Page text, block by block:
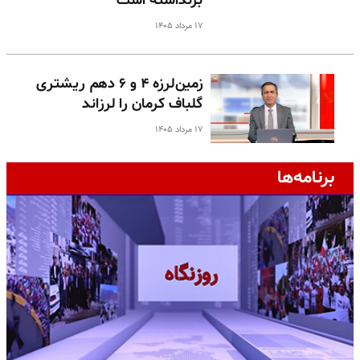
۱۷ مرداد ۱۴۰۵
زمین‌لرزه ۴ و ۶ دهم ریشتری
گلباف کرمان را لرزاند
۱۷ مرداد ۱۴۰۵
برنامه‌ها